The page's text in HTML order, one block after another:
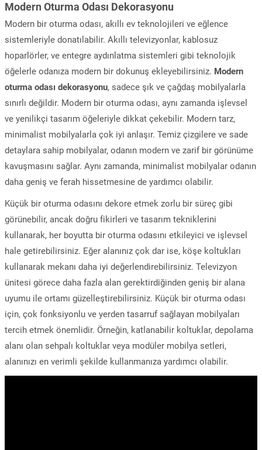
Modern Oturma Odası Dekorasyonu
Modern bir oturma odası, akıllı ev teknolojileri ve eğlence
sistemleriyle donatılabilir. Akıllı televizyonlar, kablosuz
hoparlörler, ve entegre aydınlatma sistemleri gibi teknolojik
öğelerle odanıza modern bir dokunuş ekleyebilirsiniz. Modern
oturma odası dekorasyonu, sadece şık ve çağdaş mobilyalarla
sınırlı değildir. Modern bir oturma odası, aynı zamanda işlevsel
ve yenilikçi tasarım öğeleriyle dikkat çekebilir. Modern tarz,
minimalist mobilyalarla çok iyi anlaşır. Temiz çizgilere ve sade
detaylara sahip mobilyalar, odanın modern ve zarif bir görünüme
kavuşmasını sağlar. Aynı zamanda, minimalist mobilyalar odanın
daha geniş ve ferah hissetmesine de yardımcı olabilir.
Küçük bir oturma odasını dekore etmek zorlu bir süreç gibi
görünebilir, ancak doğru fikirleri ve tasarım tekniklerini
kullanarak, her boyutta bir oturma odasını etkileyici ve işlevsel
hale getirebilirsiniz. Eğer alanınız çok dar ise, köşe koltukları
kullanarak mekanı daha iyi değerlendirebilirsiniz. Televizyon
ünitesi görece daha fazla alan gerektirdiğinden geniş bir alana
uyumu ile ortamı güzelleştirebilirsiniz. Küçük bir oturma odası
için, çok fonksiyonlu ve yerden tasarruf sağlayan mobilyaları
tercih etmek önemlidir. Örneğin, katlanabilir koltuklar, depolama
alanı olan sehpalı koltuklar veya modüler mobilya setleri,
alanınızı en verimli şekilde kullanmanıza yardımcı olabilir.